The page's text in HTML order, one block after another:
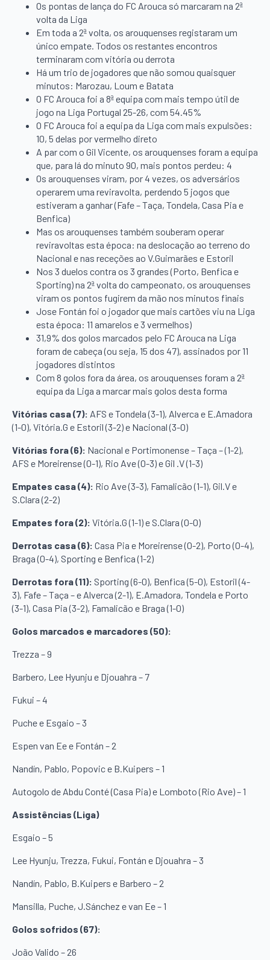
Os pontas de lança do FC Arouca só marcaram na 2ª
volta da Liga
Em toda a 2ª volta, os arouquenses registaram um
único empate. Todos os restantes encontros
terminaram com vitória ou derrota
Há um trio de jogadores que não somou quaisquer
minutos: Marozau, Loum e Batata
O FC Arouca foi a 8ª equipa com mais tempo útil de
jogo na Liga Portugal 25-26, com 54.45%
O FC Arouca foi a equipa da Liga com mais expulsões:
10, 5 delas por vermelho direto
A par com o Gil Vicente, os arouquenses foram a equipa
que, para lá do minuto 90, mais pontos perdeu: 4
Os arouquenses viram, por 4 vezes, os adversários
operarem uma reviravolta, perdendo 5 jogos que
estiveram a ganhar (Fafe – Taça, Tondela, Casa Pia e
Benfica)
Mas os arouquenses também souberam operar
reviravoltas esta época: na deslocação ao terreno do
Nacional e nas receções ao V.Guimarães e Estoril
Nos 3 duelos contra os 3 grandes (Porto, Benfica e
Sporting) na 2ª volta do campeonato, os arouquenses
viram os pontos fugirem da mão nos minutos finais
Jose Fontán foi o jogador que mais cartões viu na Liga
esta época: 11 amarelos e 3 vermelhos)
31,9% dos golos marcados pelo FC Arouca na Liga
foram de cabeça (ou seja, 15 dos 47), assinados por 11
jogadores distintos
Com 8 golos fora da área, os arouquenses foram a 2ª
equipa da Liga a marcar mais golos desta forma
Vitórias casa (7): AFS e Tondela (3-1), Alverca e E.Amadora
(1-0), Vitória.G e Estoril (3-2) e Nacional (3-0)
Vitórias fora (6): Nacional e Portimonense – Taça – (1-2),
AFS e Moreirense (0-1), Rio Ave (0-3) e Gil .V (1-3)
Empates casa (4): Rio Ave (3-3), Famalicão (1-1), Gil.V e
S.Clara (2-2)
Empates fora (2): Vitória.G (1-1) e S.Clara (0-0)
Derrotas casa (6): Casa Pia e Moreirense (0-2), Porto (0-4),
Braga (0-4), Sporting e Benfica (1-2)
Derrotas fora (11): Sporting (6-0), Benfica (5-0), Estoril (4-
3), Fafe – Taça – e Alverca (2-1), E.Amadora, Tondela e Porto
(3-1), Casa Pia (3-2), Famalicão e Braga (1-0)
Golos marcados e marcadores (50):
Trezza – 9
Barbero, Lee Hyunju e Djouahra – 7
Fukui – 4
Puche e Esgaio – 3
Espen van Ee e Fontán – 2
Nandín, Pablo, Popovic e B.Kuipers – 1
Autogolo de Abdu Conté (Casa Pia) e Lomboto (Rio Ave) – 1
Assistências (Liga)
Esgaio – 5
Lee Hyunju, Trezza, Fukui, Fontán e Djouahra – 3
Nandín, Pablo, B.Kuipers e Barbero – 2
Mansilla, Puche, J.Sánchez e van Ee – 1
Golos sofridos (67):
João Valido – 26